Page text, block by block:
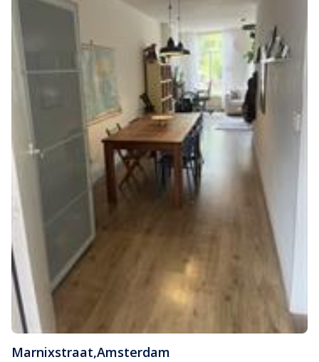
Marnixstraat,Amsterdam